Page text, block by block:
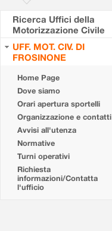
Ricerca Uffici della
Motorizzazione Civile
UFF. MOT. CIV. DI
FROSINONE
Home Page
Dove siamo
Orari apertura sportelli
Organizzazione e contatti
Avvisi all'utenza
Normative
Turni operativi
Richiesta
informazioni/Contatta
l'ufficio